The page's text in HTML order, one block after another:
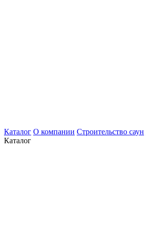
Каталог О компании Строительство саун
Каталог